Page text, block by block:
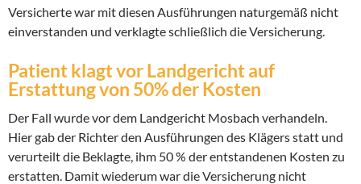
Versicherte war mit diesen Ausführungen naturgemäß nicht
einverstanden und verklagte schließlich die Versicherung.
Patient klagt vor Landgericht auf
Erstattung von 50% der Kosten
Der Fall wurde vor dem Landgericht Mosbach verhandeln.
Hier gab der Richter den Ausführungen des Klägers statt und
verurteilt die Beklagte, ihm 50 % der entstandenen Kosten zu
erstatten. Damit wiederum war die Versicherung nicht